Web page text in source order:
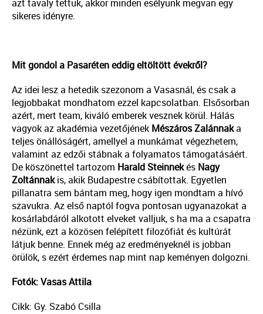
azt tavaly tettük, akkor minden esélyünk megvan egy
sikeres idényre.
Mit gondol a Pasaréten eddig eltöltött évekről?
Az idei lesz a hetedik szezonom a Vasasnál, és csak a
legjobbakat mondhatom ezzel kapcsolatban. Elsősorban
azért, mert team, kiváló emberek vesznek körül. Hálás
vagyok az akadémia vezetőjének MészárosZalánnaka
teljes önállóságért, amellyel a munkámat végezhetem,
valamint az edzői stábnak a folyamatos támogatásáért.
De köszönettel tartozom Harald Steinnekés Nagy
Zoltánnakis, akik Budapestre csábítottak. Egyetlen
pillanatra sem bántam meg, hogy igen mondtam a hívó
szavukra. Az első naptól fogva pontosan ugyanazokat a
kosárlabdáról alkotott elveket valljuk, s ha ma a csapatra
nézünk, ezt a közösen felépített filozófiát és kultúrát
látjuk benne. Ennek még az eredményeknél is jobban
örülök, s ezért érdemes nap mint nap keményen dolgozni.
Fotók: Vasas Attila
Cikk: Gy. Szabó Csilla